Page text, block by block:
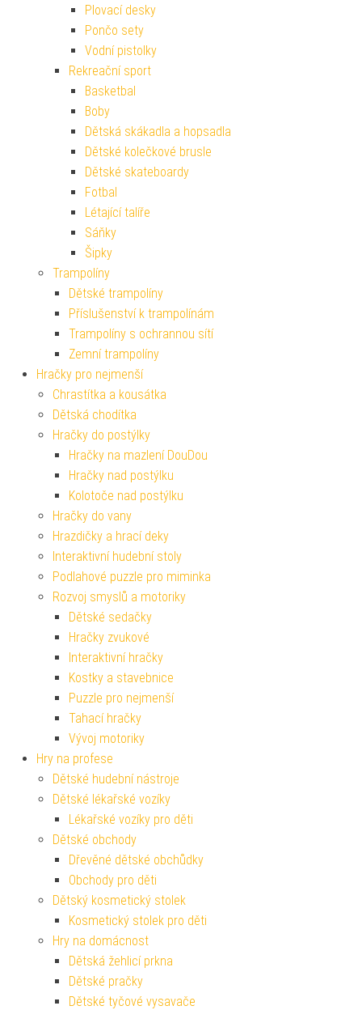
Plovací desky
Pončo sety
Vodní pistolky
Rekreační sport
Basketbal
Boby
Dětská skákadla a hopsadla
Dětské kolečkové brusle
Dětské skateboardy
Fotbal
Létající talíře
Sáňky
Šipky
Trampolíny
Dětské trampolíny
Příslušenství k trampolínám
Trampolíny s ochrannou sítí
Zemní trampolíny
Hračky pro nejmenší
Chrastítka a kousátka
Dětská chodítka
Hračky do postýlky
Hračky na mazlení DouDou
Hračky nad postýlku
Kolotoče nad postýlku
Hračky do vany
Hrazdičky a hrací deky
Interaktivní hudební stoly
Podlahové puzzle pro miminka
Rozvoj smyslů a motoriky
Dětské sedačky
Hračky zvukové
Interaktivní hračky
Kostky a stavebnice
Puzzle pro nejmenší
Tahací hračky
Vývoj motoriky
Hry na profese
Dětské hudební nástroje
Dětské lékařské vozíky
Lékařské vozíky pro děti
Dětské obchody
Dřevěné dětské obchůdky
Obchody pro děti
Dětský kosmetický stolek
Kosmetický stolek pro děti
Hry na domácnost
Dětská žehlicí prkna
Dětské pračky
Dětské tyčové vysavače